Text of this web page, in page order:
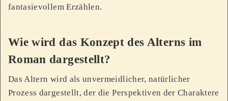
fantasievollem Erzählen.
Wie wird das Konzept des Alterns im
Roman dargestellt?
Das Altern wird als unvermeidlicher, natürlicher
Prozess dargestellt, der die Perspektiven der Charaktere